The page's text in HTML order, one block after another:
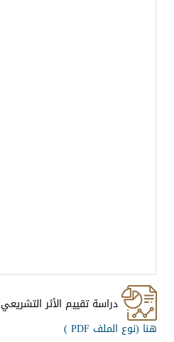
دراسة تقييم الأثر
هنا (نوع الملف PDF )